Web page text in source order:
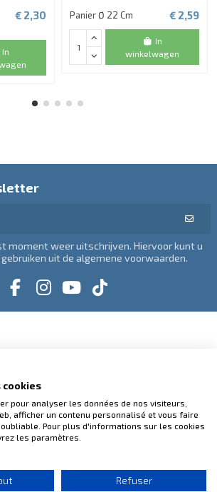
€ 2,30
In
Panier Ø 22 Cm € 2,59
In
winkelwagen
moment weer uitschrijven. Hiervoor kunt u
uit de algemene voorwaarden.
cookies
pour analyser les données de nos visiteurs,
afficher un contenu personnalisé et vous faire
Pour plus d'informations sur les cookies
les paramètres.
Refuser